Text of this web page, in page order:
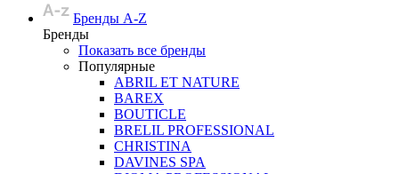
Бренды A-Z
Бренды
Показать все бренды
Популярные
ABRIL ET NATURE
BAREX
BOUTICLE
BRELIL PROFESSIONAL
CHRISTINA
DAVINES SPA